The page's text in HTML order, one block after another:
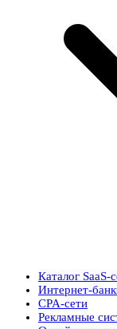
Каталог SaaS-
Интернет-
CPA-сети
Рекламные